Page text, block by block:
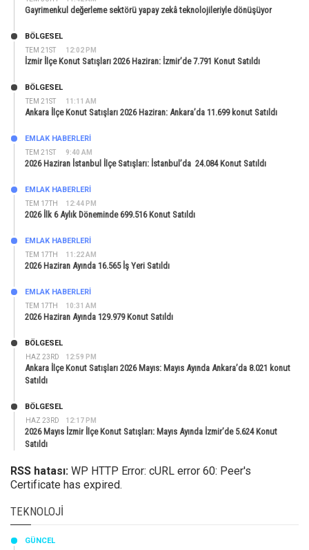
Gayrimenkul değerleme sektörü yapay zekâ teknolojileriyle dönüşüyor
TEM 21ST 12:02 PM
BÖLGESEL
İzmir İlçe Konut Satışları 2026 Haziran: İzmir’de 7.791 Konut Satıldı
TEM 21ST 11:11 AM
BÖLGESEL
Ankara İlçe Konut Satışları 2026 Haziran: Ankara’da 11.699 konut Satıldı
TEM 21ST 9:40 AM
EMLAK HABERLERI
2026 Haziran İstanbul İlçe Satışları: İstanbul’da 24.084 Konut Satıldı
TEM 17TH 12:44 PM
EMLAK HABERLERI
2026 İlk 6 Aylık Döneminde 699.516 Konut Satıldı
TEM 17TH 11:22 AM
EMLAK HABERLERI
2026 Haziran Ayında 16.565 İş Yeri Satıldı
TEM 17TH 10:31 AM
EMLAK HABERLERI
2026 Haziran Ayında 129.979 Konut Satıldı
HAZ 23RD 12:59 PM
BÖLGESEL
Ankara İlçe Konut Satışları 2026 Mayıs: Mayıs Ayında Ankara’da 8.021 konut
Satıldı
HAZ 23RD 12:17 PM
BÖLGESEL
2026 Mayıs İzmir İlçe Konut Satışları: Mayıs Ayında İzmir’de 5.624 Konut
Satıldı
RSS hatası: WP HTTP Error: cURL error 60: Peer's
Certificate has expired.
TEKNOLOJI
GÜNCEL